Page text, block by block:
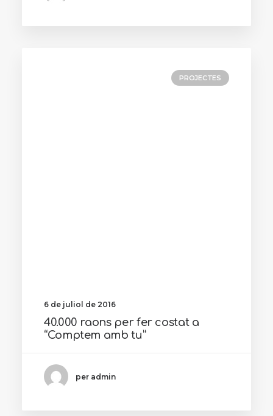
PROJECTES
6 de juliol de 2016
40.000 raons per fer costat a
“Comptem amb tu”
per admin